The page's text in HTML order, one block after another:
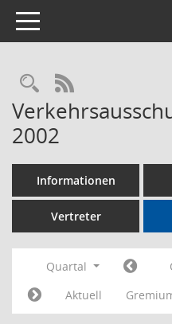
Toggle navigation
RSS-Feed
2002
Informationen
Vertreter
Quartal
Aktuell